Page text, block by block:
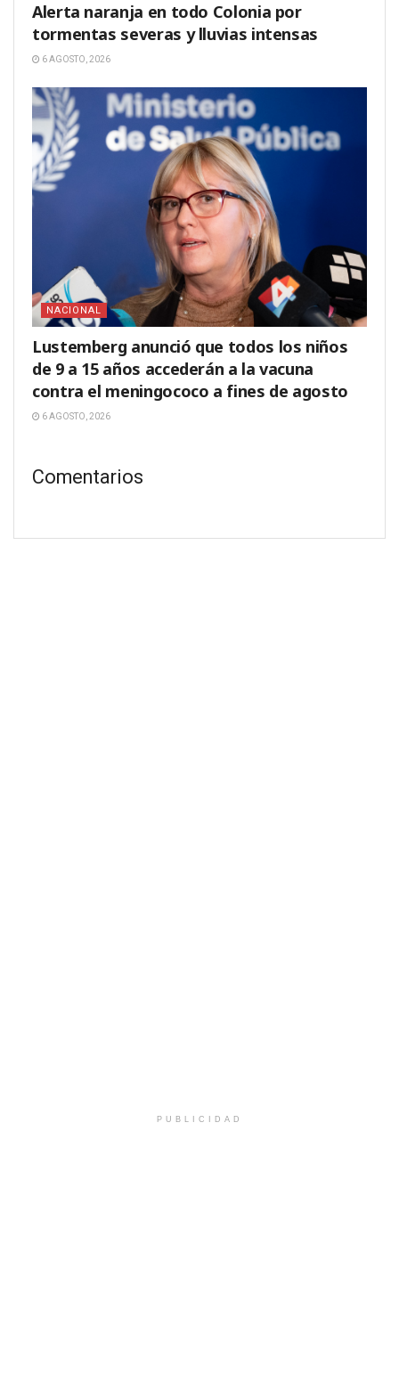
Alerta naranja en todo Colonia por
tormentas severas y lluvias intensas
6 AGOSTO, 2026
NACIONAL
Lustemberg anunció que todos los niños
de 9 a 15 años accederán a la vacuna
contra el meningococo a fines de agosto
6 AGOSTO, 2026
Comentarios
PUBLICIDAD